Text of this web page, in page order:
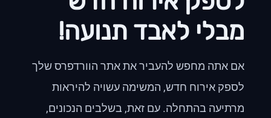
מבלי לאבד תנועה!
אם אתה מחפש להעביר את אתר הוורדפרס שלך
לספק אירוח חדש, המשימה עשויה להיראות
מרתיעה בהתחלה. עם זאת, בשלבים הנכונים,